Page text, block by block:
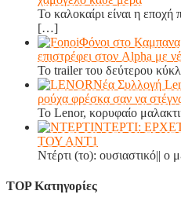
Το καλοκαίρι είναι η
[…]
Φόνοι στο
επιστρέφει στον Alpha με
Το trailer του δεύτερου
Νέα Συλλογή
ρούχα φρέσκα σαν να
Το Lenor, κορυφαίο
ΝΤΕΡΤΙ:
ΤΟΥ ΑΝΤ1
Ντέρτι (το): ουσιαστικό|| ο
TOP Κατηγορίες